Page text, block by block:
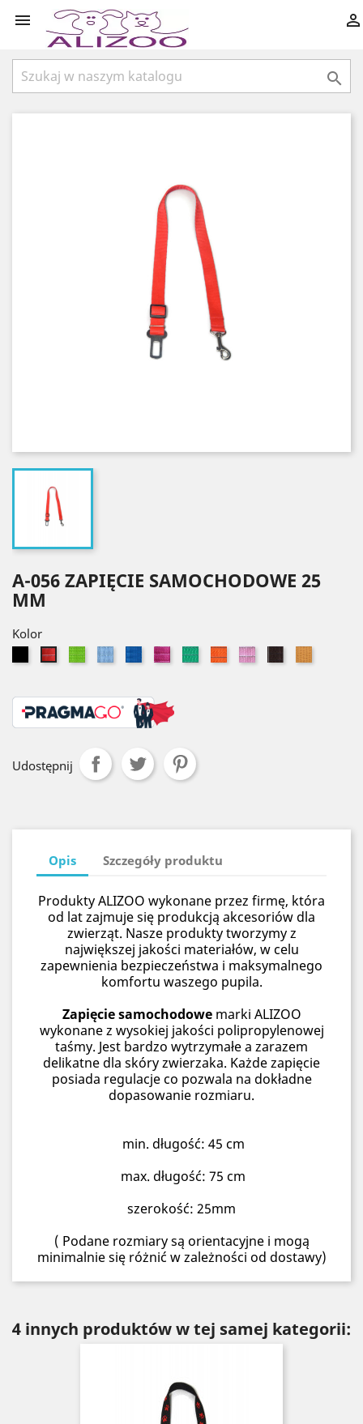
 

A-056 ZAPIĘCIE SAMOCHODOWE 25
MM
Kolor
CzarnyCzerwonySeledynowy
BłękitnyNiebieski
RóżowyZielonyPomarańczowy
Jasny
Brązowy
Udostępnij
Opis Szczegóły produktu
Produkty ALIZOO wykonane przez firmę, która
od lat zajmuje się produkcją akcesoriów dla
zwierząt. Nasze produkty tworzymy z
największej jakości materiałów, w celu
zapewnienia bezpieczeństwa i maksymalnego
komfortu waszego pupila.
Zapięcie samochodowemarki ALIZOO
wykonane z wysokiej jakości polipropylenowej
taśmy. Jest bardzo wytrzymałe a zarazem
delikatne dla skóry zwierzaka. Każde zapięcie
posiada regulacje co pozwala na dokładne
dopasowanie rozmiaru.
min. długość: 45 cm
max. długość: 75 cm
szerokość: 25mm
( Podane rozmiary są orientacyjne i mogą
minimalnie się różnić w zależności od dostawy)
4 innych produktów w tej samej kategorii: